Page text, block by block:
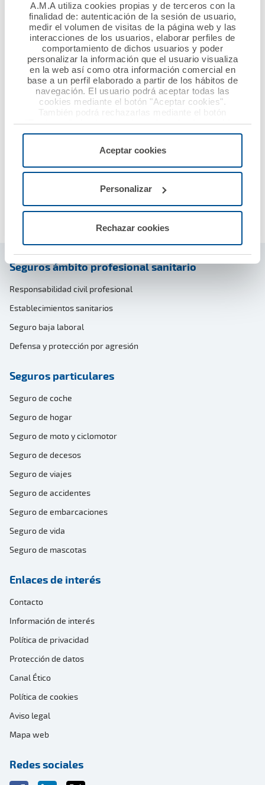
A.M.A utiliza cookies propias y de terceros con la
finalidad de: autenticación de la sesión de usuario,
medir el volumen de visitas de la página web y las
interacciones de los usuarios, elaborar perfiles de
comportamiento de dichos usuarios y poder
personalizar la información que el usuario visualiza
en la web así como otra información comercial en
base a un perfil elaborado a partir de los hábitos de
navegación. El usuario podrá aceptar todas las
cookies mediante el botón "Aceptar cookies".
También podrá rechazarlas mediante el botón
"Rechazar", donde se rechazarán todas las cookies
menos las necesarias para permitir el acceso a los
configurarlas usando el botón “Personalizar".
Aceptar cookies
Personalizar
Rechazar cookies
Seguros ámbito profesional sanitario
Responsabilidad civil profesional
Establecimientos sanitarios
Seguro baja laboral
Defensa y protección por agresión
Seguros particulares
Seguro de coche
Seguro de hogar
Seguro de moto y ciclomotor
Seguro de decesos
Seguro de viajes
Seguro de accidentes
Seguro de embarcaciones
Seguro de vida
Seguro de mascotas
Enlaces de interés
Contacto
Información de interés
Política de privacidad
Protección de datos
Canal Ético
Política de cookies
Aviso legal
Mapa web
Redes sociales